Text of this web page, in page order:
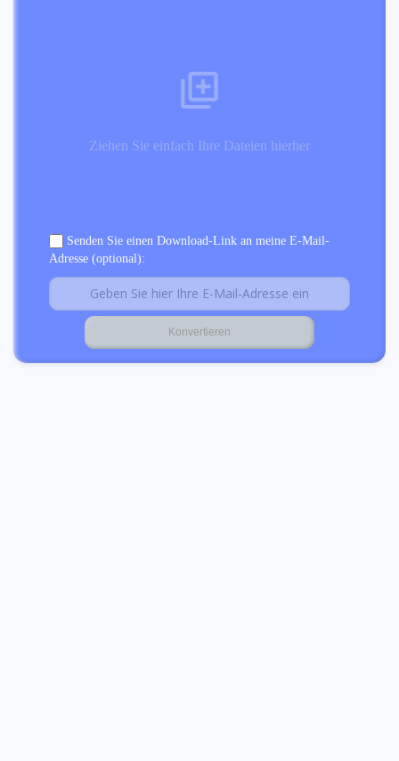
Ziehen Sie einfach Ihre Dateien hierher
Senden Sie einen Download-Link an meine E-Mail-
Adresse (optional):